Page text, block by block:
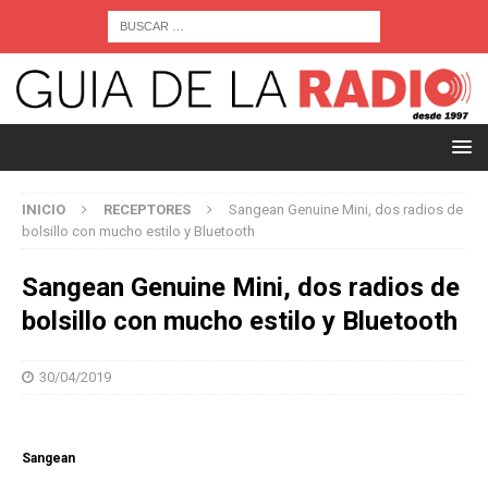
INICIO RECEPTORES
Sangean Genuine Mini, dos radios de
bolsillo con mucho estilo y Bluetooth
Sangean Genuine Mini, dos radios de
bolsillo con mucho estilo y Bluetooth
30/04/2019
Sangean